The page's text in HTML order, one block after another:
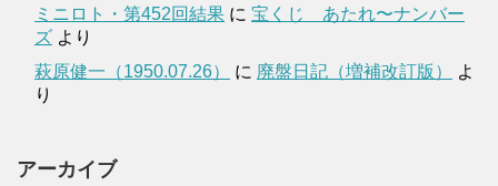
ミニロト・第452回結果 に 宝くじ あたれ〜ナンバー
ズ より
萩原健一（1950.07.26）
に 廃盤日記（増補改訂版）
よ
り
アーカイブ